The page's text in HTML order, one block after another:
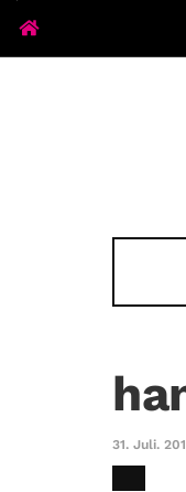
31. Juli.